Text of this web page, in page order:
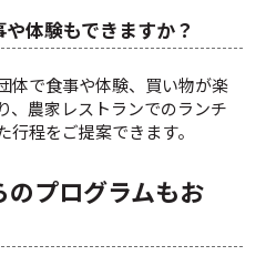
体験もできますか？
体で食事や体験、買い物が楽
、農家レストランでのランチ
程をご提案できます。
プログラムもお